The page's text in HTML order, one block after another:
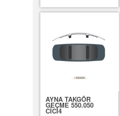
AYNA TAKGÖR
GEÇME 550.050
CİCİ4